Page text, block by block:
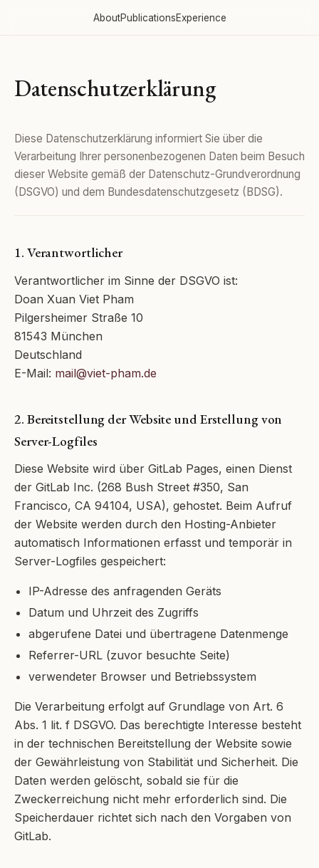
AboutPublicationsExperience
Datenschutzerklärung
Diese Datenschutzerklärung informiert Sie über die
Verarbeitung Ihrer personenbezogenen Daten beim Besuch
dieser Website gemäß der Datenschutz-Grundverordnung
(DSGVO) und dem Bundesdatenschutzgesetz (BDSG).
1. Verantwortlicher
Verantwortlicher im Sinne der DSGVO ist:
Doan Xuan Viet Pham
Pilgersheimer Straße 10
81543 München
Deutschland
E-Mail: mail@viet-pham.de
2. Bereitstellung der Website und Erstellung von
Server-Logfiles
Diese Website wird über GitLab Pages, einen Dienst
der GitLab Inc. (268 Bush Street #350, San
Francisco, CA 94104, USA), gehostet. Beim Aufruf
der Website werden durch den Hosting-Anbieter
automatisch Informationen erfasst und temporär in
Server-Logfiles gespeichert:
IP-Adresse des anfragenden Geräts
Datum und Uhrzeit des Zugriffs
abgerufene Datei und übertragene Datenmenge
Referrer-URL (zuvor besuchte Seite)
verwendeter Browser und Betriebssystem
Die Verarbeitung erfolgt auf Grundlage von Art. 6
Abs. 1 lit. f DSGVO. Das berechtigte Interesse besteht
in der technischen Bereitstellung der Website sowie
der Gewährleistung von Stabilität und Sicherheit. Die
Daten werden gelöscht, sobald sie für die
Zweckerreichung nicht mehr erforderlich sind. Die
Speicherdauer richtet sich nach den Vorgaben von
GitLab.